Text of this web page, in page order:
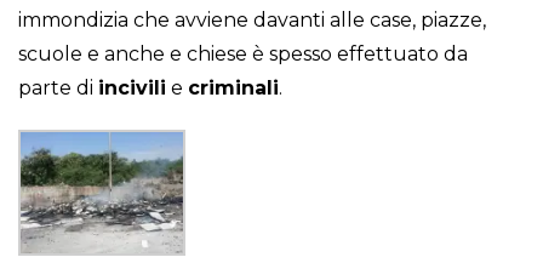
immondizia che avviene davanti alle case, piazze,
scuole e anche e chiese è spesso effettuato da
parte di incivili e criminali.